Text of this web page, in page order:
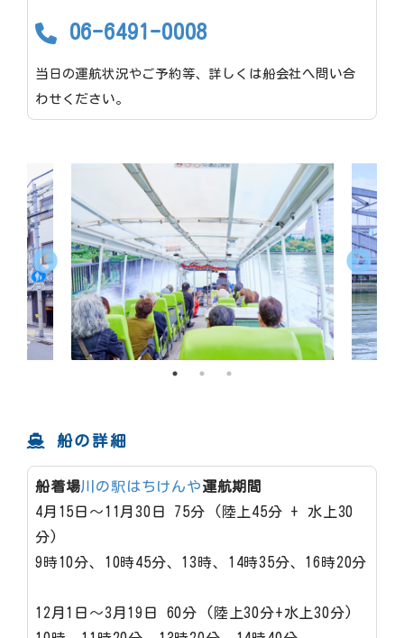
06-6491-0008
当日の運航状況やご予約等、詳しくは船会社へ問い合
わせください。
船の詳細
船着場川の駅はちけんや運航期間
4月15日～11月30日 75分 (陸上45分 + 水上30
分)
9時10分、10時45分、13時、14時35分、16時20分
12月1日～3月19日 60分 (陸上30分+水上30分)